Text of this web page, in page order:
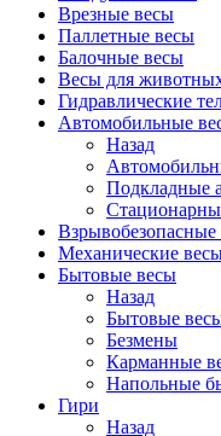
Врезные весы
Паллетные весы
Балочные весы
Весы для
Гидравлические
Автомобильные
Назад
Подкладные
Взрывобезопасные
Механические
Бытовые весы
Назад
Бытовые
Безмены
Карманные
Напольные
Гири
Назад